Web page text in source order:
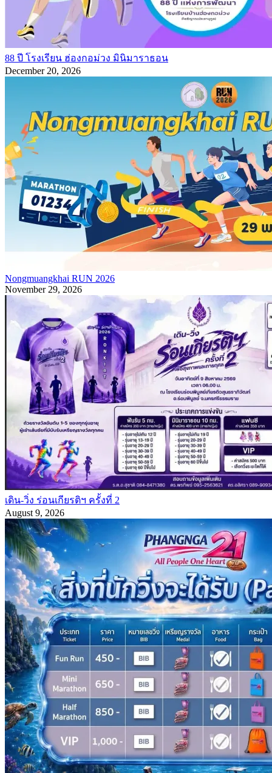
88 ปี โรงเรียน ฮ่องกอม่วง มินิมาราธอน
December 20, 2026
Nongmuangkhai RUN 2026
November 29, 2026
เดิน-วิ่ง ร่อนเกียรติฯ ครั้งที่ 2
August 9, 2026